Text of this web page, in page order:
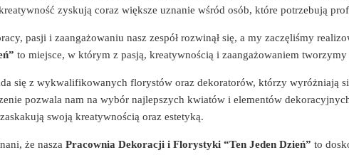
zyskują coraz większe uznanie wśród osób, które potrzebują
pasji i zaangażowaniu nasz zespół rozwinął się, a my zaczęliśmy
to miejsce, w którym z pasją, kreatywnością i zaangażowaniem
się z wykwalifikowanych florystów oraz dekoratorów, którzy
pozwala nam na wybór najlepszych kwiatów i elementów
swoją kreatywnością oraz estetyką.
że nasza Pracownia Dekoracji i Florystyki “Ten Jeden Dzień” to